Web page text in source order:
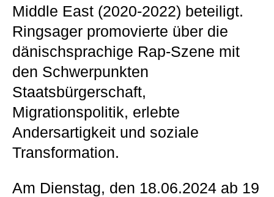
Middle East (2020-2022) beteiligt.
Ringsager promovierte über die
dänischsprachige Rap-Szene mit
den Schwerpunkten
Staatsbürgerschaft,
Migrationspolitik, erlebte
Andersartigkeit und soziale
Transformation.
Am Dienstag, den 18.06.2024 ab 19